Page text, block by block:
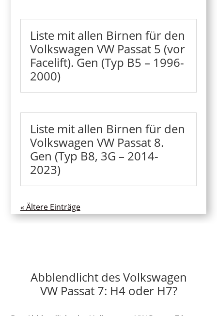
Liste mit allen Birnen für den
Volkswagen VW Passat 5 (vor
Facelift). Gen (Typ B5 – 1996-
2000)
Liste mit allen Birnen für den
Volkswagen VW Passat 8.
Gen (Typ B8, 3G – 2014-
2023)
« Ältere Einträge
Abblendlicht des Volkswagen
VW Passat 7: H4 oder H7?